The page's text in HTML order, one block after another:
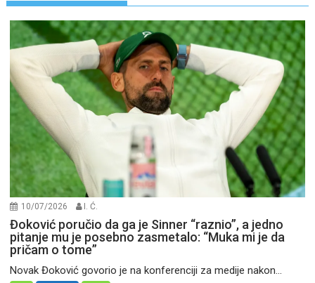
10/07/2026 I. Ć.
Đoković poručio da ga je Sinner “raznio”, a jedno
pitanje mu je posebno zasmetalo: “Muka mi je da
pričam o tome”
Novak Đoković govorio je na konferenciji za medije nakon...